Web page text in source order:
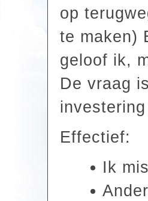
op
te maken)
geloof ik,
De vraag
Effectief:
Ik